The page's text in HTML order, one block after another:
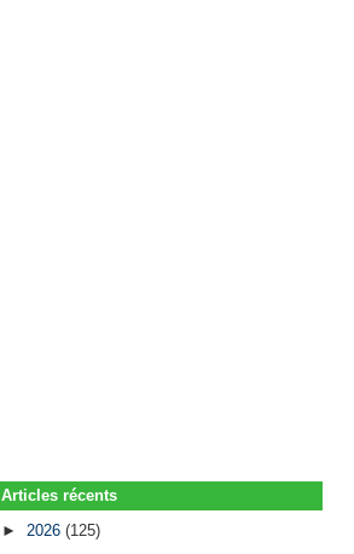
Articles récents
► 2026(125)